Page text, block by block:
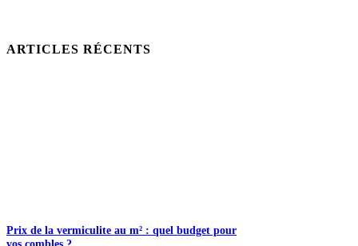
ARTICLES RÉCENTS
Prix de la vermiculite au m² : quel budget pour